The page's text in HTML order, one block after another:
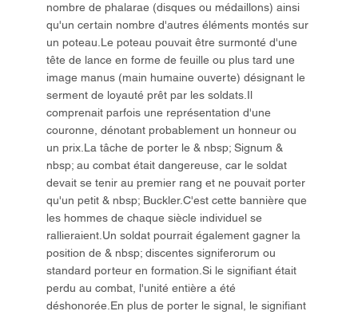
nombre de phalarae (disques ou médaillons) ainsi
qu'un certain nombre d'autres éléments montés sur
un poteau.Le poteau pouvait être surmonté d'une
tête de lance en forme de feuille ou plus tard une
image manus (main humaine ouverte) désignant le
serment de loyauté prêt par les soldats.Il
comprenait parfois une représentation d'une
couronne, dénotant probablement un honneur ou
un prix.La tâche de porter le & nbsp; Signum &
nbsp; au combat était dangereuse, car le soldat
devait se tenir au premier rang et ne pouvait porter
qu'un petit & nbsp; Buckler.C'est cette bannière que
les hommes de chaque siècle individuel se
rallieraient.Un soldat pourrait également gagner la
position de & nbsp; discentes signiferorum ou
standard porteur en formation.Si le signifiant était
perdu au combat, l'unité entière a été
déshonorée.En plus de porter le signal, le signifiant